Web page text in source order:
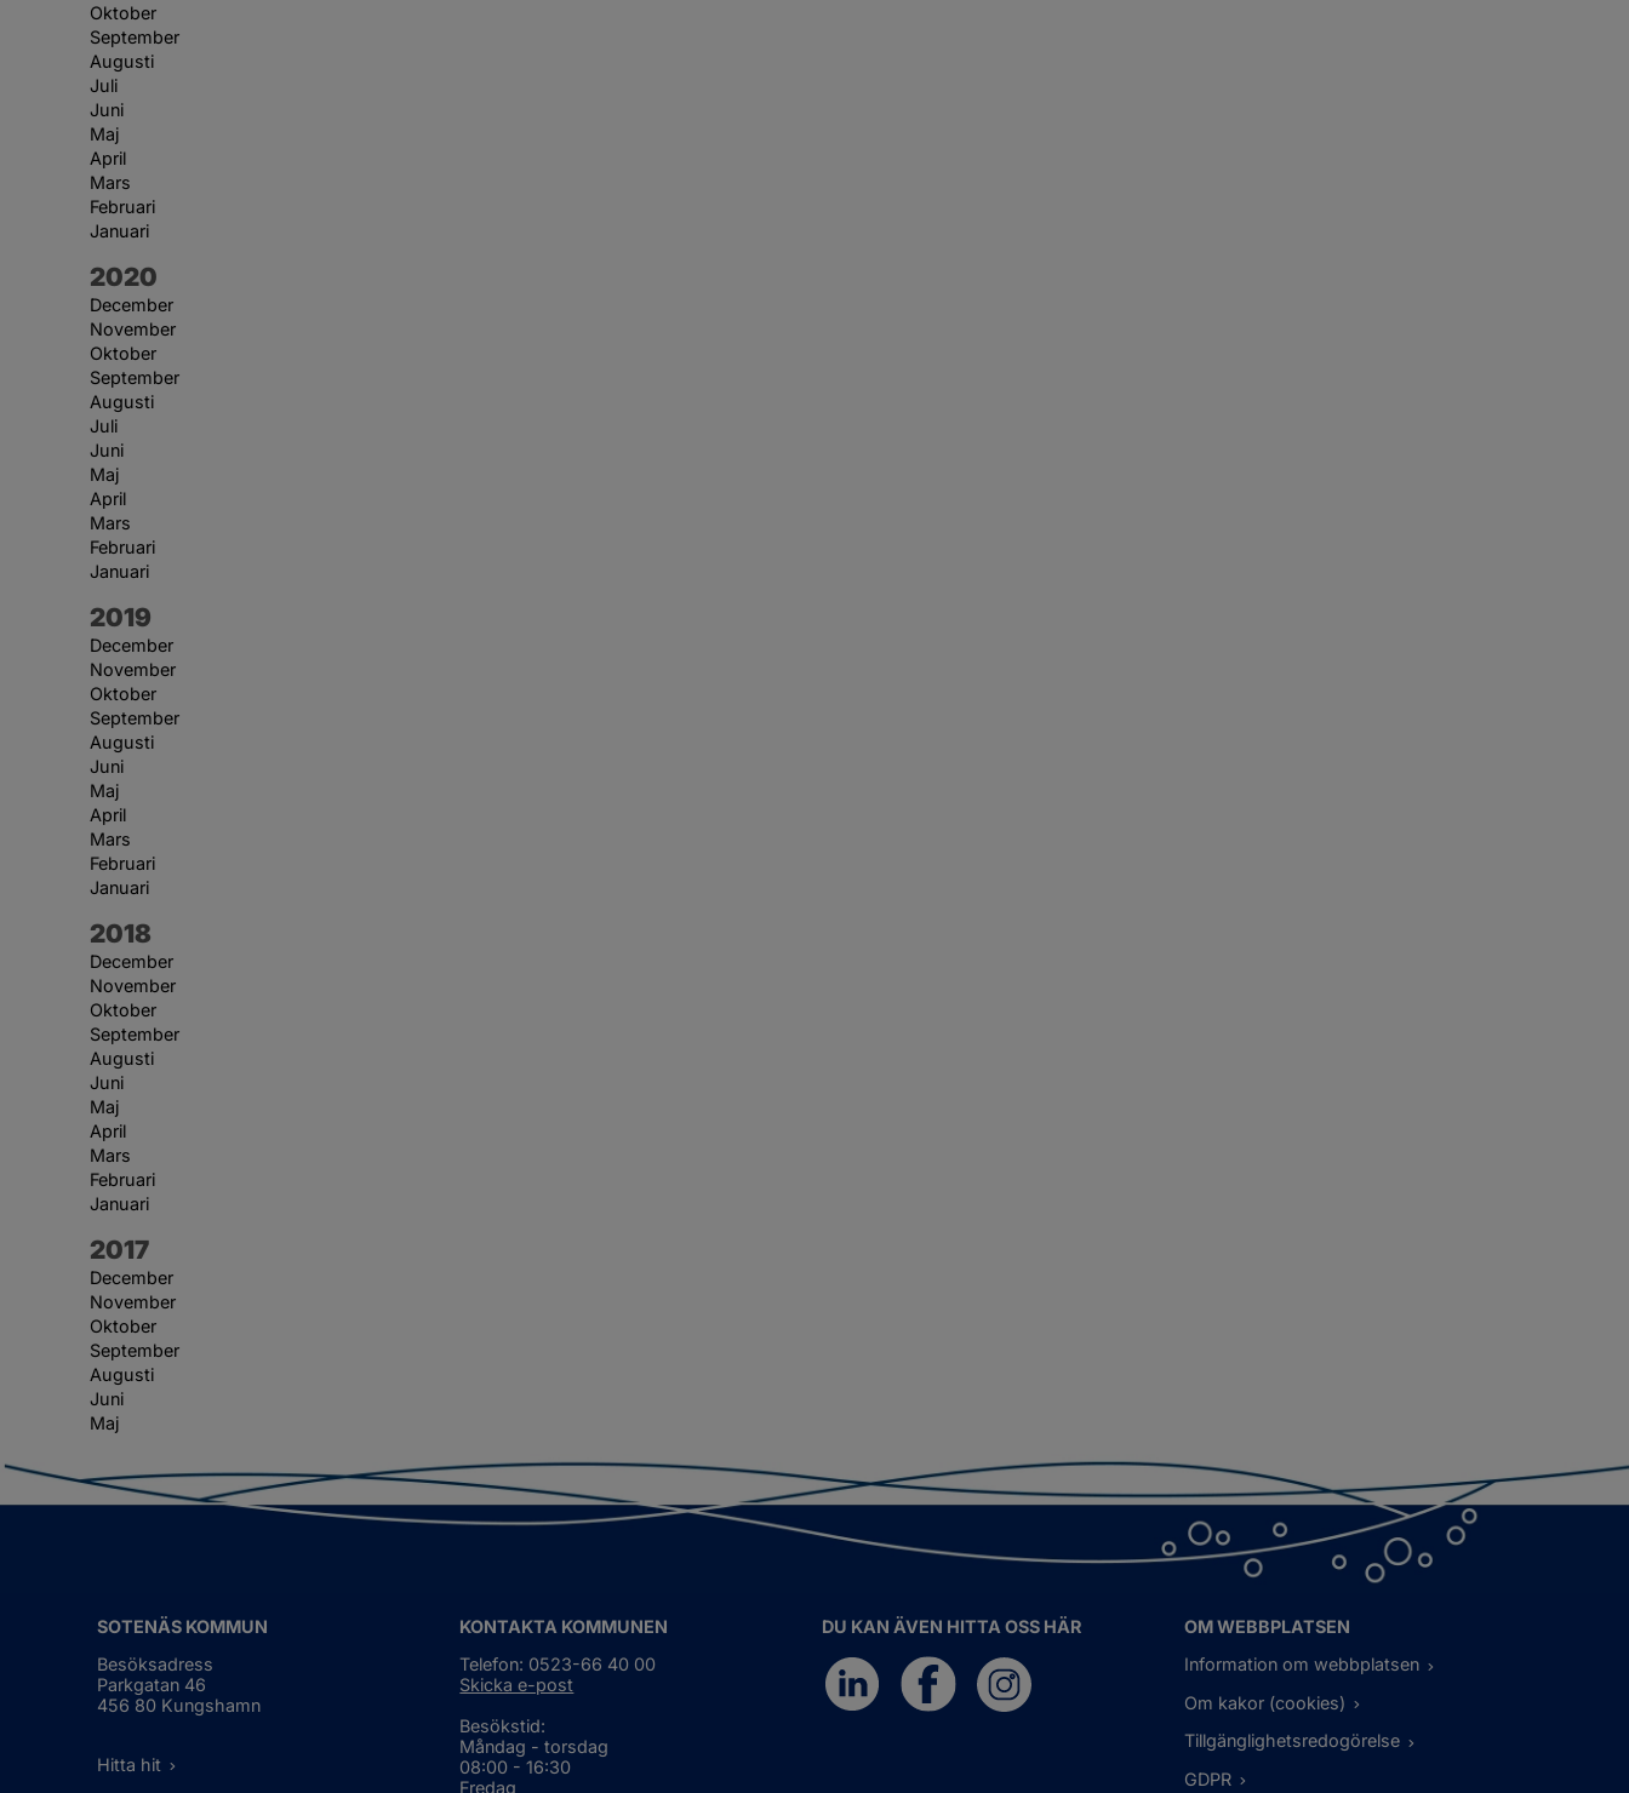
Oktober
September
Augusti
Juli
Juni
Maj
April
Mars
Februari
Januari
År:
2020
December
November
Oktober
September
Augusti
Juli
Juni
Maj
April
Mars
Februari
Januari
År:
2019
December
November
Oktober
September
Augusti
Juni
Maj
April
Mars
Februari
Januari
År:
2018
December
November
Oktober
September
Augusti
Juni
Maj
April
Mars
Februari
Januari
År:
2017
December
November
Oktober
September
Augusti
Juni
Maj
SOTENÄS KOMMUN
Besöksadress
Parkgatan 46
456 80 Kungshamn
Hitta hit
KONTAKTA KOMMUNEN
Telefon: 0523-66 40 00
Skicka e-post
Besökstid:
Måndag - torsdag
08:00 - 16:30
Fredag
DU KAN ÄVEN HITTA OSS HÄR
OM WEBBPLATSEN
Information om webbplatsen
Om kakor (cookies)
Tillgänglighetsredogörelse
GDPR